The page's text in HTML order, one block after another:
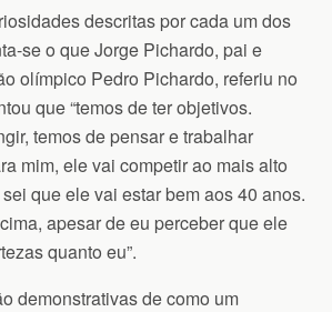
descritas por cada um dos
se o que Jorge Pichardo, pai e
olímpico Pedro Pichardo, referiu no
que “temos de ter objetivos.
temos de pensar e trabalhar
mim, ele vai competir ao mais alto
que ele vai estar bem aos 40 anos.
apesar de eu perceber que ele
quanto eu”.
demonstrativas de como um